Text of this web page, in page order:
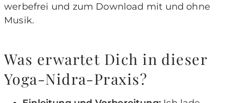
werbefrei und zum Download mit und ohne
Musik.
Was erwartet Dich in dieser
Yoga-Nidra-Praxis?